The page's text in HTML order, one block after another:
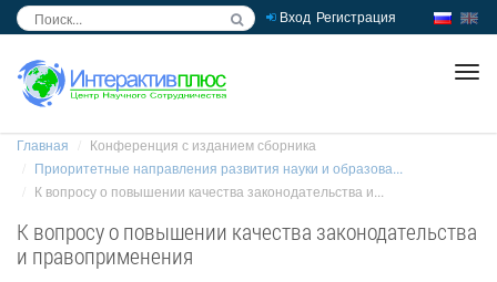
Вход Регистрация
Главная
Конференция с изданием сборника
Приоритетные направления развития науки и образова...
К вопросу о повышении качества законодательства и...
К вопросу о повышении качества законодательства
и правоприменения